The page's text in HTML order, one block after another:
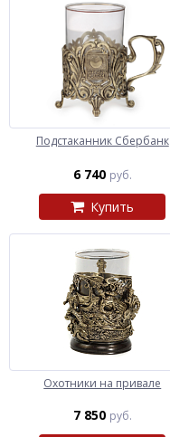
Подстаканник Сбербанк
6 740 руб.
Купить
Охотники на привале
7 850 руб.